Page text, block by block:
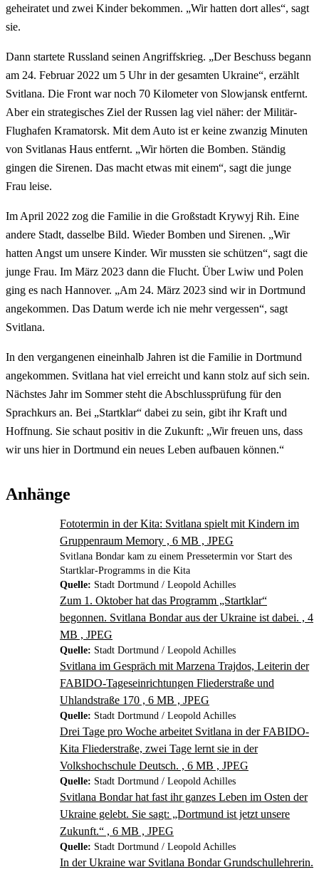
geheiratet und zwei Kinder bekommen. „Wir hatten dort alles“, sagt
sie.
Dann startete Russland seinen Angriffskrieg. „Der Beschuss begann
am 24. Februar 2022 um 5 Uhr in der gesamten Ukraine“, erzählt
Svitlana. Die Front war noch 70 Kilometer von Slowjansk entfernt.
Aber ein strategisches Ziel der Russen lag viel näher: der Militär-
Flughafen Kramatorsk. Mit dem Auto ist er keine zwanzig Minuten
von Svitlanas Haus entfernt. „Wir hörten die Bomben. Ständig
gingen die Sirenen. Das macht etwas mit einem“, sagt die junge
Frau leise.
Im April 2022 zog die Familie in die Großstadt Krywyj Rih. Eine
andere Stadt, dasselbe Bild. Wieder Bomben und Sirenen. „Wir
hatten Angst um unsere Kinder. Wir mussten sie schützen“, sagt die
junge Frau. Im März 2023 dann die Flucht. Über Lwiw und Polen
ging es nach Hannover. „Am 24. März 2023 sind wir in Dortmund
angekommen. Das Datum werde ich nie mehr vergessen“, sagt
Svitlana.
In den vergangenen eineinhalb Jahren ist die Familie in Dortmund
angekommen. Svitlana hat viel erreicht und kann stolz auf sich sein.
Nächstes Jahr im Sommer steht die Abschlussprüfung für den
Sprachkurs an. Bei „Startklar“ dabei zu sein, gibt ihr Kraft und
Hoffnung. Sie schaut positiv in die Zukunft: „Wir freuen uns, dass
wir uns hier in Dortmund ein neues Leben aufbauen können.“
Anhänge
Fototermin in der Kita: Svitlana spielt mit Kindern im
Gruppenraum Memory , 6 MB , JPEG
Svitlana Bondar kam zu einem Pressetermin vor Start des
Startklar-Programms in die Kita
Quelle: Stadt Dortmund / Leopold Achilles
Zum 1. Oktober hat das Programm „Startklar“
begonnen. Svitlana Bondar aus der Ukraine ist dabei. , 4
MB , JPEG
Quelle: Stadt Dortmund / Leopold Achilles
Svitlana im Gespräch mit Marzena Trajdos, Leiterin der
FABIDO-Tageseinrichtungen Fliederstraße und
Uhlandstraße 170 , 6 MB , JPEG
Quelle: Stadt Dortmund / Leopold Achilles
Drei Tage pro Woche arbeitet Svitlana in der FABIDO-
Kita Fliederstraße, zwei Tage lernt sie in der
Volkshochschule Deutsch. , 6 MB , JPEG
Quelle: Stadt Dortmund / Leopold Achilles
Svitlana Bondar hat fast ihr ganzes Leben im Osten der
Ukraine gelebt. Sie sagt: „Dortmund ist jetzt unsere
Zukunft.“ , 6 MB , JPEG
Quelle: Stadt Dortmund / Leopold Achilles
In der Ukraine war Svitlana Bondar Grundschullehrerin.